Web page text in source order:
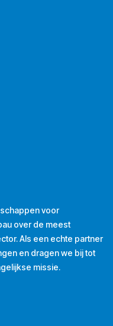
voor
over de meest
Als een echte partner
en dragen we bij tot
missie.